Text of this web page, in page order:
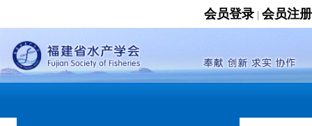
会员登录 会员注册